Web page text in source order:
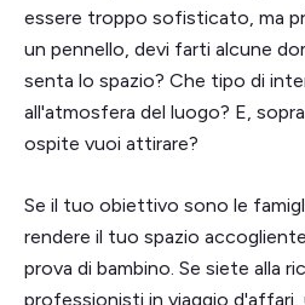
essere troppo sofisticato, ma
un pennello, devi farti alcune
senta lo spazio? Che tipo di
all'atmosfera del luogo? E,
ospite vuoi attirare?
Se il tuo obiettivo sono le
rendere il tuo spazio
prova di bambino. Se siete alla
professionisti in viaggio